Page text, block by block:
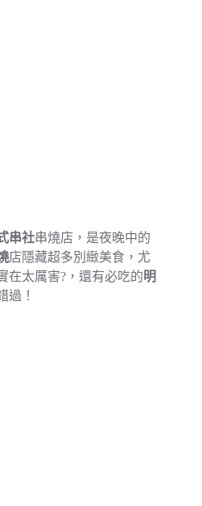
串社串燒店，是夜晚中的
店隱藏超多別緻美食，尤
在太厲害?，還有必吃的明
過！